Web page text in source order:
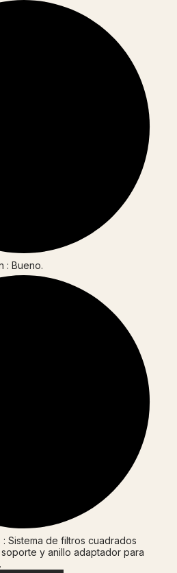
: Bueno.
Sistema de filtros cuadrados
y anillo adaptador para